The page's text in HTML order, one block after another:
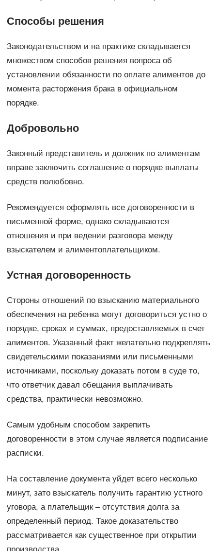
Способы решения
Законодательством и на практике складывается
множеством способов решения вопроса об
установлении обязанности по оплате алиментов до
момента расторжения брака в официальном
порядке.
Добровольно
Законный представитель и должник по алиментам
вправе заключить соглашение о порядке выплаты
средств полюбовно.
Рекомендуется оформлять все договоренности в
письменной форме, однако складываются
отношения и при ведении разговора между
взыскателем и алиментоплательщиком.
Устная договоренность
Стороны отношений по взысканию материального
обеспечения на ребенка могут договориться устно о
порядке, сроках и суммах, предоставляемых в счет
алиментов. Указанный факт желательно подкреплять
свидетельскими показаниями или письменными
источниками, поскольку доказать потом в суде то,
что ответчик давал обещания выплачивать
средства, практически невозможно.
Самым удобным способом закрепить
договоренности в этом случае является подписание
расписки.
На составление документа уйдет всего несколько
минут, зато взыскатель получить гарантию устного
уговора, а плательщик – отсутствия долга за
определенный период. Такое доказательство
рассматривается как существенное при открытии